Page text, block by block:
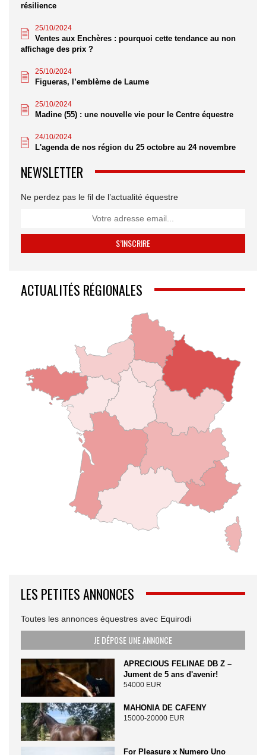
résilience
25/10/2024
Ventes aux Enchères : pourquoi cette tendance au non
affichage des prix ?
25/10/2024
Figueras, l’emblème de Laume
25/10/2024
Madine (55) : une nouvelle vie pour le Centre équestre
24/10/2024
L'agenda de nos région du 25 octobre au 24 novembre
NEWSLETTER
Ne perdez pas le fil de l’actualité équestre
ACTUALITÉS RÉGIONALES
LES PETITES ANNONCES
Toutes les annonces équestres avec Equirodi
JE DÉPOSE UNE ANNONCE
APRECIOUS FELINAE DB Z –
Jument de 5 ans d'avenir!
54000 EUR
MAHONIA DE CAFENY
15000-20000 EUR
For Pleasure x Numero Uno